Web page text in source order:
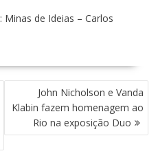
: Minas de Ideias – Carlos
John Nicholson e Vanda
Klabin fazem homenagem ao
Rio na exposição Duo